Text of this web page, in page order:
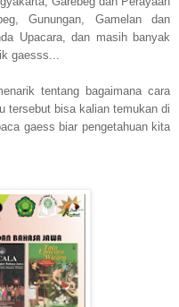
Gunungan, Gamelan dan
Upacara, dan masih banyak
gaesss...
tentang bagaimana cara
tersebut bisa kalian temukan di
gaess biar pengetahuan kita